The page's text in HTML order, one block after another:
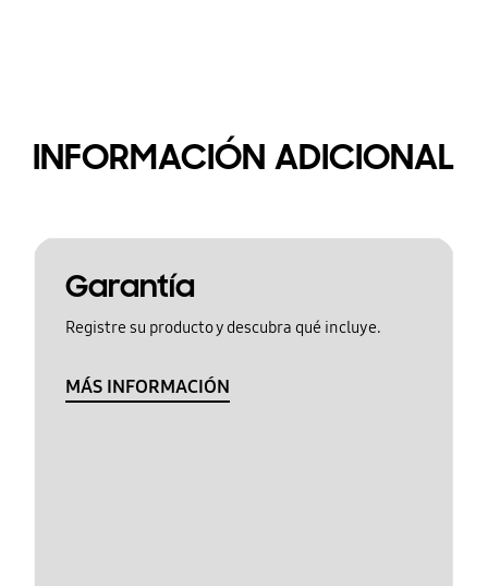
INFORMACIÓN ADICIONAL
Garantía
Registre su producto y descubra qué incluye.
MÁS INFORMACIÓN